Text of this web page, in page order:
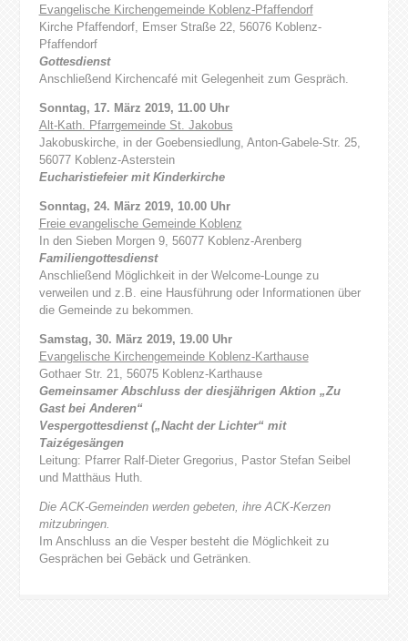
Evangelische Kirchengemeinde Koblenz-Pfaffendorf
Kirche Pfaffendorf, Emser Straße 22, 56076 Koblenz-
Pfaffendorf
Gottesdienst
Anschließend Kirchencafé mit Gelegenheit zum Gespräch.
Sonntag, 17. März 2019, 11.00 Uhr
Alt-Kath. Pfarrgemeinde St. Jakobus
Jakobuskirche, in der Goebensiedlung, Anton-Gabele-Str. 25,
56077 Koblenz-Asterstein
Eucharistiefeier mit Kinderkirche
Sonntag, 24. März 2019, 10.00 Uhr
Freie evangelische Gemeinde Koblenz
In den Sieben Morgen 9, 56077 Koblenz-Arenberg
Familiengottesdienst
Anschließend Möglichkeit in der Welcome-Lounge zu
verweilen und z.B. eine Hausführung oder Informationen über
die Gemeinde zu bekommen.
Samstag, 30. März 2019, 19.00 Uhr
Evangelische Kirchengemeinde Koblenz-Karthause
Gothaer Str. 21, 56075 Koblenz-Karthause
Gemeinsamer Abschluss der diesjährigen Aktion „Zu
Gast bei Anderen“
Vespergottesdienst („Nacht der Lichter“ mit
Taizégesängen
Leitung: Pfarrer Ralf-Dieter Gregorius, Pastor Stefan Seibel
und Matthäus Huth.
Die ACK-Gemeinden werden gebeten, ihre ACK-Kerzen
mitzubringen.
Im Anschluss an die Vesper besteht die Möglichkeit zu
Gesprächen bei Gebäck und Getränken.